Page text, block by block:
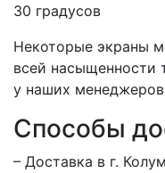
30 градусов
Некоторые экраны
всей насыщенности
у наших менеджеров.
Способы
– Доставка в г.